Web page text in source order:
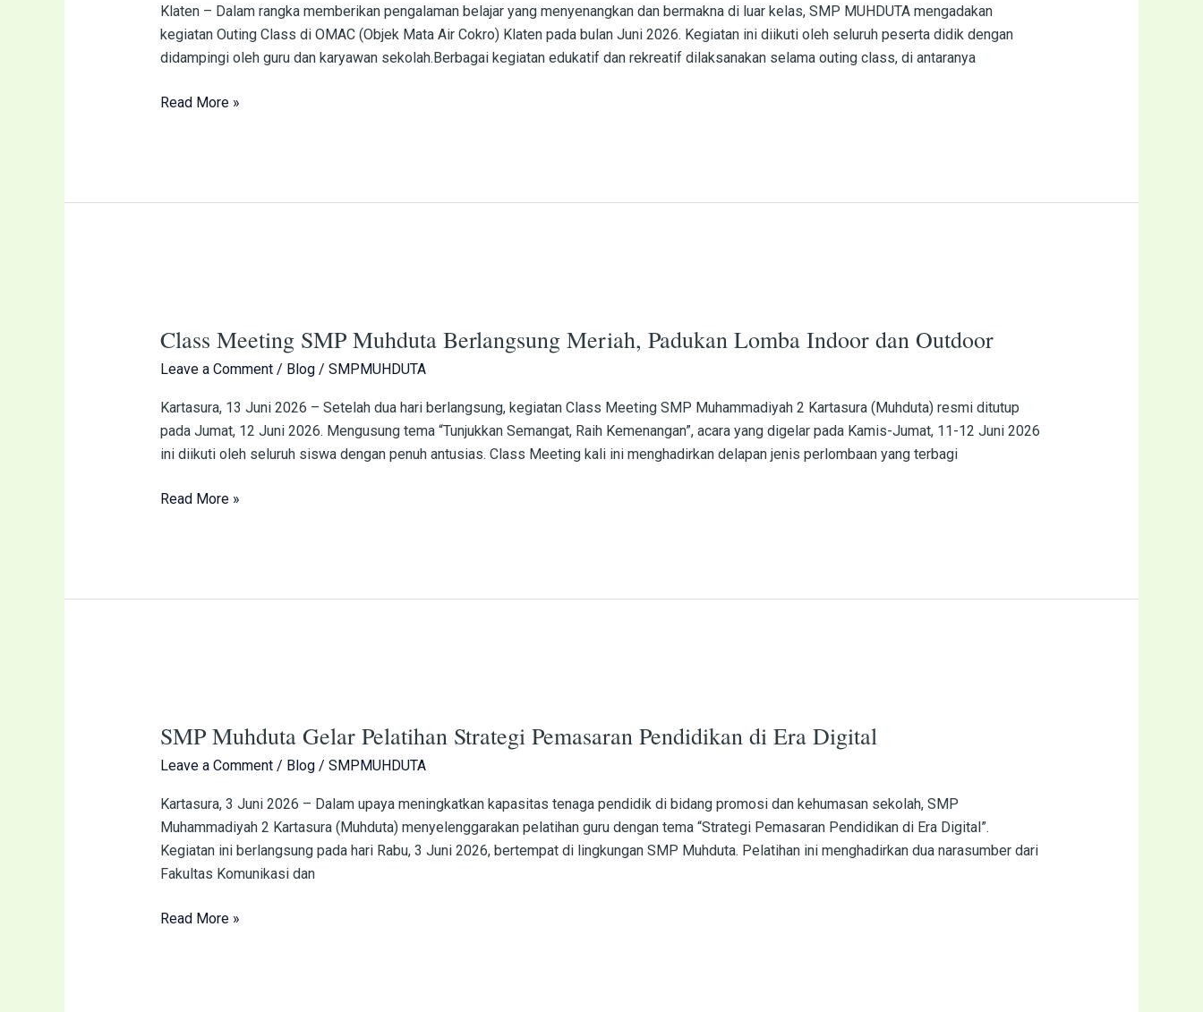
Klaten – Dalam rangka memberikan pengalaman belajar yang menyenangkan dan bermakna di luar kelas, SMP MUHDUTA mengadakan
kegiatan Outing Class di OMAC (Objek Mata Air Cokro) Klaten pada bulan Juni 2026. Kegiatan ini diikuti oleh seluruh peserta didik dengan
didampingi oleh guru dan karyawan sekolah.Berbagai kegiatan edukatif dan rekreatif dilaksanakan selama outing class, di antaranya
CLASS
DI
OMAC
Read More »
Class Meeting SMP Muhduta Berlangsung Meriah, Padukan Lomba Indoor dan Outdoor
Leave a Comment / Blog/ SMPMUHDUTA
Kartasura, 13 Juni 2026 – Setelah dua hari berlangsung, kegiatan Class Meeting SMP Muhammadiyah 2 Kartasura (Muhduta) resmi ditutup
pada Jumat, 12 Juni 2026. Mengusung tema “Tunjukkan Semangat, Raih Kemenangan”, acara yang digelar pada Kamis-Jumat, 11-12 Juni 2026
ini diikuti oleh seluruh siswa dengan penuh antusias. Class Meeting kali ini menghadirkan delapan jenis perlombaan yang terbagi
SMP
Muhduta
Meriah,
Padukan
Lomba
dan
Read More »
SMP Muhduta Gelar Pelatihan Strategi Pemasaran Pendidikan di Era Digital
Leave a Comment / Blog/ SMPMUHDUTA
Kartasura, 3 Juni 2026 – Dalam upaya meningkatkan kapasitas tenaga pendidik di bidang promosi dan kehumasan sekolah, SMP
Muhammadiyah 2 Kartasura (Muhduta) menyelenggarakan pelatihan guru dengan tema “Strategi Pemasaran Pendidikan di Era Digital”.
Kegiatan ini berlangsung pada hari Rabu, 3 Juni 2026, bertempat di lingkungan SMP Muhduta. Pelatihan ini menghadirkan dua narasumber dari
Fakultas Komunikasi dan
Gelar
Pelatihan
Pemasaran
Pendidikan
di
Era
Read More »